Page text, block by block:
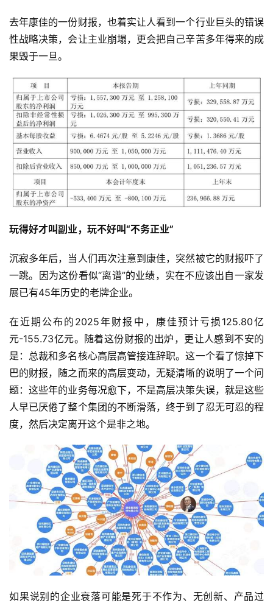
去年康佳的一份财报，也着实让人看到一个行业巨头的错误
性战略决策，会让主业崩塌，更会把自己辛苦多年得来的成
果毁于一旦。
玩得好才叫副业，玩不好叫“不务正业”
沉寂多年后，当人们再次注意到康佳，突然被它的财报吓了
一跳。因为这份看似“离谱”的业绩，实在不应该出自一家发
展已有45年历史的老牌企业。
在近期公布的2025年财报中，康佳预计亏损125.80亿
元-155.73亿元。随着这份财报的出炉，更让人感到不安的
是：总裁和多名核心高层高管接连辞职。这一个看了惊掉下
巴的财报，随之而来的高层变动，无疑清晰的说明了一个问
题：这些年的业务每况愈下，不是高层决策失误，就是这些
人早已厌倦了整个集团的不断滑落，终于到了忍无可忍的程
度，然后决定离开这个是非之地。
如果说别的企业衰落可能是死于不作为、无创新、产品过